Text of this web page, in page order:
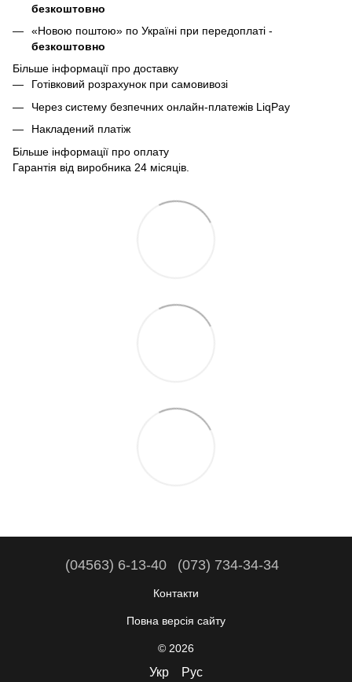
безкоштовно
«Новою поштою» по Україні при передоплаті -
безкоштовно
Більше інформації про доставку
Готівковий розрахунок при самовивозі
Через систему безпечних онлайн-платежів LiqPay
Накладений платіж
Більше інформації про оплату
Гарантія від виробника 24 місяців.
(04563) 6-13-40 (073) 734-34-34
Контакти
Повна версія сайту
© 2026
Укр Рус